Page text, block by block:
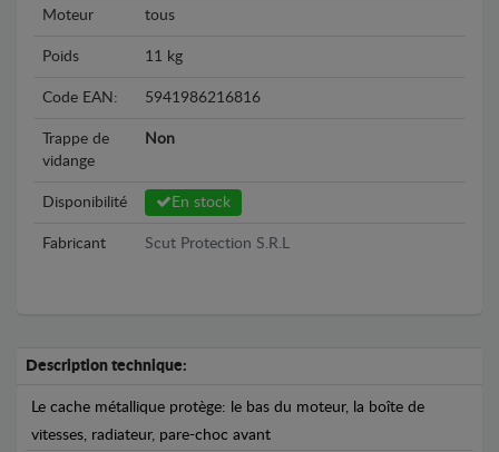
Moteur tous
Poids 11 kg
Code EAN: 5941986216816
Trappe de
vidange
Non
Disponibilité En stock
Fabricant Scut Protection S.R.L
Description technique:
Le cache métallique protège: le bas du moteur, la boîte de
vitesses, radiateur, pare-choc avant